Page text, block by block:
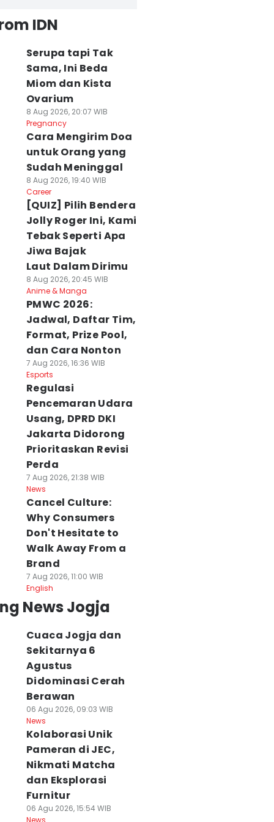
IDN
Serupa tapi Tak
Sama, Ini Beda
Miom dan Kista
Ovarium
8 Aug 2026, 20:07 WIB
Pregnancy
Cara Mengirim Doa
untuk Orang yang
Sudah Meninggal
8 Aug 2026, 19:40 WIB
Career
[QUIZ] Pilih Bendera
Jolly Roger Ini, Kami
Tebak Seperti Apa
Jiwa Bajak
Laut Dalam Dirimu
8 Aug 2026, 20:45 WIB
Anime & Manga
PMWC 2026:
Jadwal, Daftar Tim,
Format, Prize Pool,
dan Cara Nonton
7 Aug 2026, 16:36 WIB
Esports
Regulasi
Pencemaran Udara
Usang, DPRD DKI
Jakarta Didorong
Prioritaskan Revisi
Perda
7 Aug 2026, 21:38 WIB
News
Cancel Culture:
Why Consumers
Don't Hesitate to
Walk Away From a
Brand
7 Aug 2026, 11:00 WIB
English
News Jogja
Cuaca Jogja dan
Sekitarnya 6
Agustus
Didominasi Cerah
Berawan
06 Agu 2026, 09:03 WIB
News
Kolaborasi Unik
Pameran di JEC,
Nikmati Matcha
dan Eksplorasi
Furnitur
06 Agu 2026, 15:54 WIB
News